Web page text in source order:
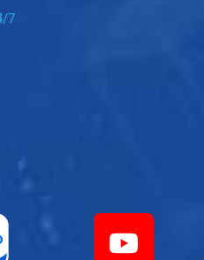
7